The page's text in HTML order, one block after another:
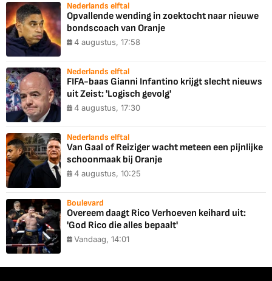
Nederlands elftal
Opvallende wending in zoektocht naar nieuwe
bondscoach van Oranje
4 augustus, 17:58
Nederlands elftal
FIFA-baas Gianni Infantino krijgt slecht nieuws
uit Zeist: 'Logisch gevolg'
4 augustus, 17:30
Nederlands elftal
Van Gaal of Reiziger wacht meteen een pijnlijke
schoonmaak bij Oranje
4 augustus, 10:25
Boulevard
Overeem daagt Rico Verhoeven keihard uit:
'God Rico die alles bepaalt'
Vandaag, 14:01